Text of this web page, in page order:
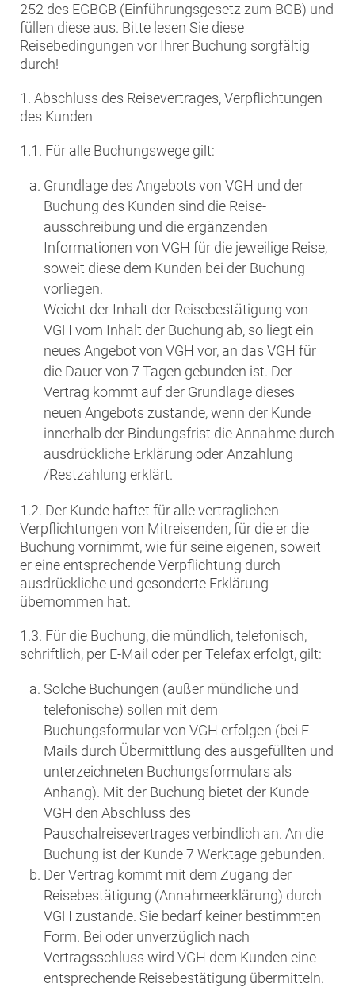
252 des EGBGB (Einführungsgesetz zum BGB) und
füllen diese aus. Bitte lesen Sie diese
Reisebedingungen vor Ihrer Buchung sorgfältig
durch!
1. Abschluss des Reisevertrages, Verpflichtungen
des Kunden
1.1. Für alle Buchungswege gilt:
Grundlage des Angebots von VGH und der
Buchung des Kunden sind die Reise-
ausschreibung und die ergänzenden
Informationen von VGH für die jeweilige Reise,
soweit diese dem Kunden bei der Buchung
vorliegen.
Weicht der Inhalt der Reisebestätigung von
VGH vom Inhalt der Buchung ab, so liegt ein
neues Angebot von VGH vor, an das VGH für
die Dauer von 7 Tagen gebunden ist. Der
Vertrag kommt auf der Grundlage dieses
neuen Angebots zustande, wenn der Kunde
innerhalb der Bindungsfrist die Annahme durch
ausdrückliche Erklärung oder Anzahlung
/Restzahlung erklärt.
1.2. Der Kunde haftet für alle vertraglichen
Verpflichtungen von Mitreisenden, für die er die
Buchung vornimmt, wie für seine eigenen, soweit
er eine entsprechende Verpflichtung durch
ausdrückliche und gesonderte Erklärung
übernommen hat.
1.3. Für die Buchung, die mündlich, telefonisch,
schriftlich, per E-Mail oder per Telefax erfolgt, gilt:
Solche Buchungen (außer mündliche und
telefonische) sollen mit dem
Buchungsformular von VGH erfolgen (bei E-
Mails durch Übermittlung des ausgefüllten und
unterzeichneten Buchungsformulars als
Anhang). Mit der Buchung bietet der Kunde
VGH den Abschluss des
Pauschalreisevertrages verbindlich an. An die
Buchung ist der Kunde 7 Werktage gebunden.
Der Vertrag kommt mit dem Zugang der
Reisebestätigung (Annahmeerklärung) durch
VGH zustande. Sie bedarf keiner bestimmten
Form. Bei oder unverzüglich nach
Vertragsschluss wird VGH dem Kunden eine
entsprechende Reisebestätigung übermitteln.